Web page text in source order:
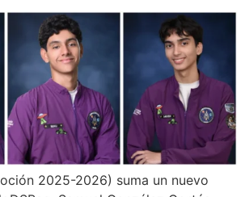
2025-2026) suma un nuevo